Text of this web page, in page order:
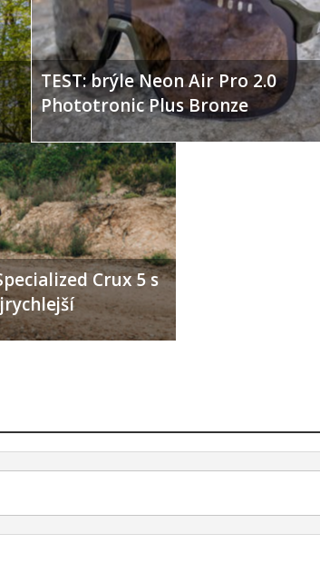
TEST: brýle Neon Air Pro 2.0
Phototronic Plus Bronze
Crux 5 s